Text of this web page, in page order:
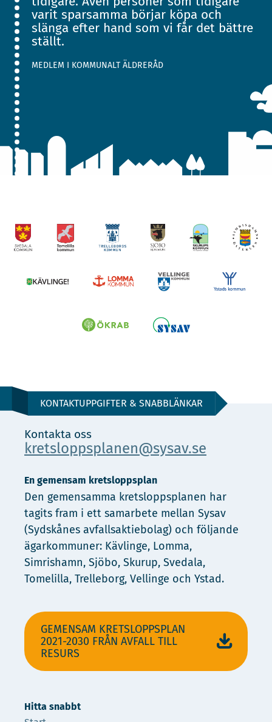
varit sparsamma börjar köpa och
slänga efter hand som vi får det bättre
ställt.
MEDLEM I KOMMUNALT ÄLDRERÅD
KONTAKTUPPGIFTER & SNABBLÄNKAR
Kontakta oss
kretsloppsplanen@sysav.se
En gemensam kretsloppsplan
Den gemensamma kretsloppsplanen har
tagits fram i ett samarbete mellan Sysav
(Sydskånes avfallsaktiebolag) och följande
ägarkommuner: Kävlinge, Lomma,
Simrishamn, Sjöbo, Skurup, Svedala,
Tomelilla, Trelleborg, Vellinge och Ystad.
GEMENSAM KRETSLOPPSPLAN
2021-2030 FRÅN AVFALL TILL
RESURS
Hitta snabbt